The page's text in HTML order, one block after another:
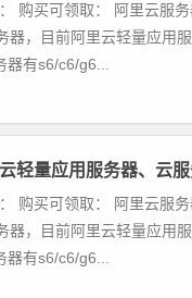
购买可领取： 阿里云服
器，目前阿里云轻量应用
器有s6/c6/g6...
轻量应用服务器、云
购买可领取： 阿里云服
器，目前阿里云轻量应用
器有s6/c6/g6...